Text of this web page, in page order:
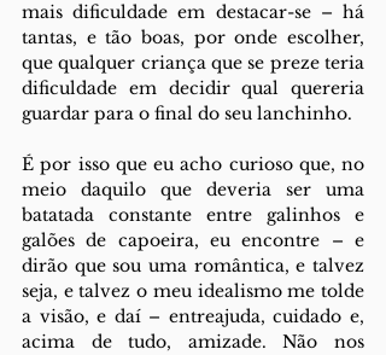
mais dificuldade em destacar-se – há
tantas, e tão boas, por onde escolher,
que qualquer criança que se preze teria
dificuldade em decidir qual quereria
guardar para o final do seu lanchinho.
É por isso que eu acho curioso que, no
meio daquilo que deveria ser uma
batatada constante entre galinhos e
galões de capoeira, eu encontre – e
dirão que sou uma romântica, e talvez
seja, e talvez o meu idealismo me tolde
a visão, e daí – entreajuda, cuidado e,
acima de tudo, amizade. Não nos